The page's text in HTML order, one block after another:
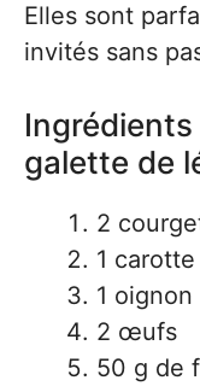
Elles sont
invités sans
galette de
2
1 carotte
1 oignon
2 œufs
50 g de